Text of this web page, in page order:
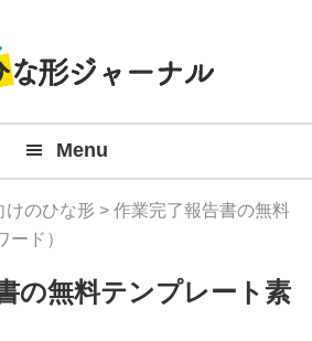
料
テ
プ
ー
Menu
けのひな形 > 作業完了報告書の無料
ード）
の無料テンプレート素